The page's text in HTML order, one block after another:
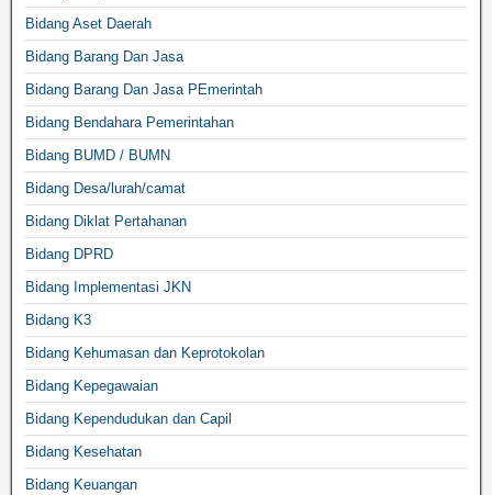
Bidang Aset Daerah
Bidang Barang Dan Jasa
Bidang Barang Dan Jasa PEmerintah
Bidang Bendahara Pemerintahan
Bidang BUMD / BUMN
Bidang Desa/lurah/camat
Bidang Diklat Pertahanan
Bidang DPRD
Bidang Implementasi JKN
Bidang K3
Bidang Kehumasan dan Keprotokolan
Bidang Kepegawaian
Bidang Kependudukan dan Capil
Bidang Kesehatan
Bidang Keuangan